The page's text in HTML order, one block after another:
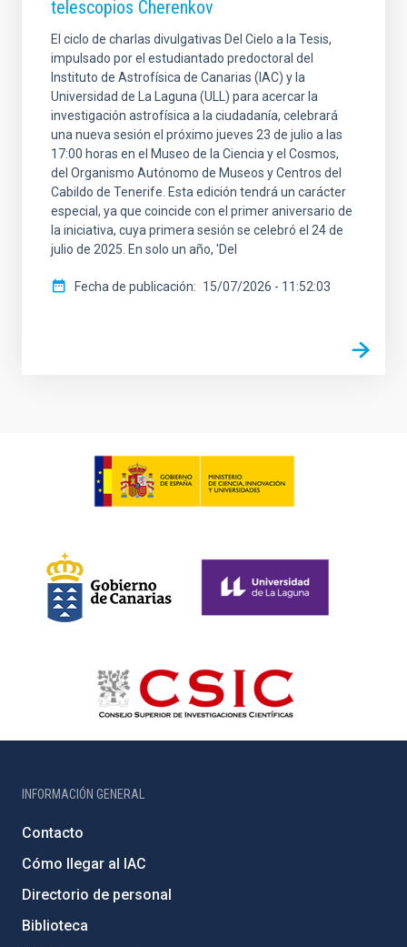
telescopios Cherenkov
El ciclo de charlas divulgativas Del Cielo a la Tesis,
impulsado por el estudiantado predoctoral del
Instituto de Astrofísica de Canarias (IAC) y la
Universidad de La Laguna (ULL) para acercar la
investigación astrofísica a la ciudadanía, celebrará
una nueva sesión el próximo jueves 23 de julio a las
17:00 horas en el Museo de la Ciencia y el Cosmos,
del Organismo Autónomo de Museos y Centros del
Cabildo de Tenerife. Esta edición tendrá un carácter
especial, ya que coincide con el primer aniversario de
la iniciativa, cuya primera sesión se celebró el 24 de
julio de 2025. En solo un año, 'Del
Fecha de publicación 15/07/2026 - 11:52:03
INFORMACIÓN GENERAL
Contacto
Cómo llegar al IAC
Directorio de personal
Biblioteca